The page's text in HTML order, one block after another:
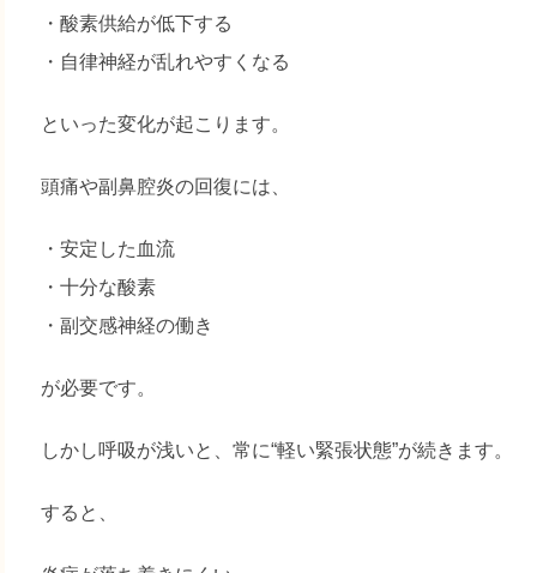
・酸素供給が低下する
・自律神経が乱れやすくなる
といった変化が起こります。
頭痛や副鼻腔炎の回復には、
・安定した血流
・十分な酸素
・副交感神経の働き
が必要です。
しかし呼吸が浅いと、常に“軽い緊張状態”が続きます。
すると、